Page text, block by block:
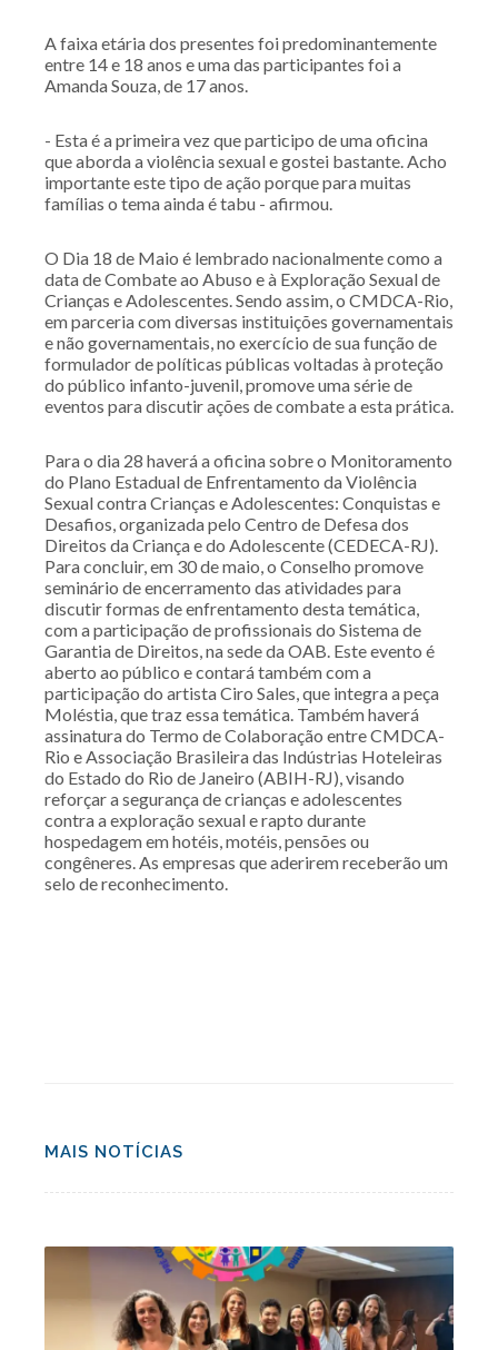
A faixa etária dos presentes foi predominantemente
entre 14 e 18 anos e uma das participantes foi a
Amanda Souza, de 17 anos.
- Esta é a primeira vez que participo de uma oficina
que aborda a violência sexual e gostei bastante. Acho
importante este tipo de ação porque para muitas
famílias o tema ainda é tabu - afirmou.
O Dia 18 de Maio é lembrado nacionalmente como a
data de Combate ao Abuso e à Exploração Sexual de
Crianças e Adolescentes. Sendo assim, o CMDCA-Rio,
em parceria com diversas instituições governamentais
e não governamentais, no exercício de sua função de
formulador de políticas públicas voltadas à proteção
do público infanto-juvenil, promove uma série de
eventos para discutir ações de combate a esta prática.
Para o dia 28 haverá a oficina sobre o Monitoramento
do Plano Estadual de Enfrentamento da Violência
Sexual contra Crianças e Adolescentes: Conquistas e
Desafios, organizada pelo Centro de Defesa dos
Direitos da Criança e do Adolescente (CEDECA-RJ).
Para concluir, em 30 de maio, o Conselho promove
seminário de encerramento das atividades para
discutir formas de enfrentamento desta temática,
com a participação de profissionais do Sistema de
Garantia de Direitos, na sede da OAB. Este evento é
aberto ao público e contará também com a
participação do artista Ciro Sales, que integra a peça
Moléstia, que traz essa temática. Também haverá
assinatura do Termo de Colaboração entre CMDCA-
Rio e Associação Brasileira das Indústrias Hoteleiras
do Estado do Rio de Janeiro (ABIH-RJ), visando
reforçar a segurança de crianças e adolescentes
contra a exploração sexual e rapto durante
hospedagem em hotéis, motéis, pensões ou
congêneres. As empresas que aderirem receberão um
selo de reconhecimento.
MAIS NOTÍCIAS